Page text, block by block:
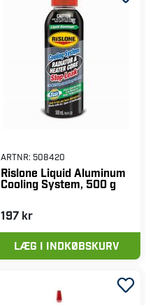
ARTNR: 508420
Rislone Liquid Aluminum
Cooling System, 500 g
197 kr
LÆG I INDKØBSKURV